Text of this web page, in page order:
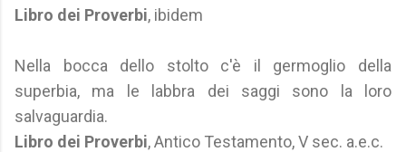
Libro dei Proverbi, ibidem
Nella bocca dello stolto c'è il germoglio della
superbia, ma le labbra dei saggi sono la loro
salvaguardia.
Libro dei Proverbi, Antico Testamento, V sec. a.e.c.